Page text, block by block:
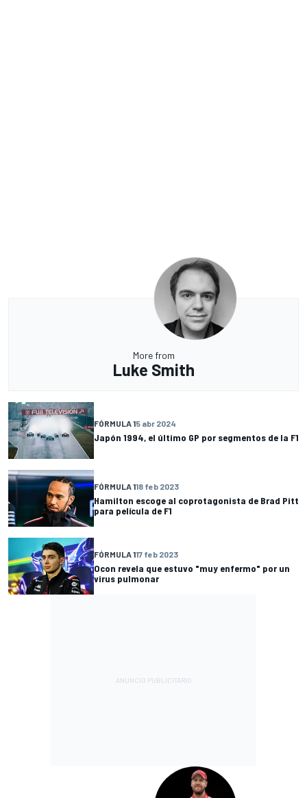
More from
Luke Smith
FÓRMULA 15 abr 2024
Japón 1994, el último GP por segmentos de la F1
FÓRMULA 118 feb 2023
Hamilton escoge al coprotagonista de Brad Pitt
para película de F1
FÓRMULA 117 feb 2023
Ocon revela que estuvo "muy enfermo" por un
virus pulmonar